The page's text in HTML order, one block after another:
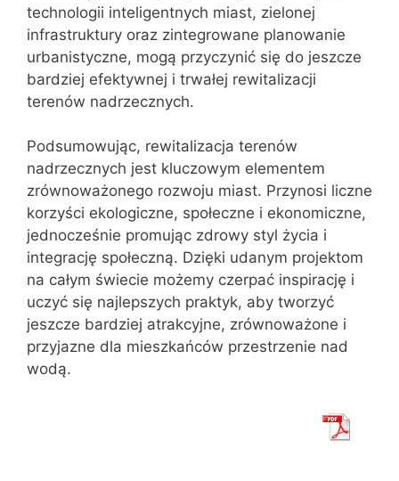
technologii inteligentnych miast, zielonej
infrastruktury oraz zintegrowane planowanie
urbanistyczne, mogą przyczynić się do jeszcze
bardziej efektywnej i trwałej rewitalizacji
terenów nadrzecznych.
Podsumowując, rewitalizacja terenów
nadrzecznych jest kluczowym elementem
zrównoważonego rozwoju miast. Przynosi liczne
korzyści ekologiczne, społeczne i ekonomiczne,
jednocześnie promując zdrowy styl życia i
integrację społeczną. Dzięki udanym projektom
na całym świecie możemy czerpać inspirację i
uczyć się najlepszych praktyk, aby tworzyć
jeszcze bardziej atrakcyjne, zrównoważone i
przyjazne dla mieszkańców przestrzenie nad
wodą.